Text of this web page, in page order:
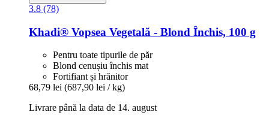
3.8 (78)
Khadi® Vopsea Vegetală -​ Blond Închis, 100 g
Pentru toate tipurile de păr
Blond cenușiu închis mat
Fortifiant și hrănitor
68,79 lei (687,90 lei / kg)
Livrare până la data de 14. august